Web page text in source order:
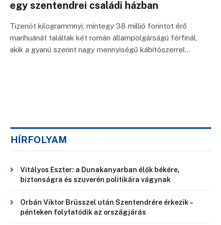
egy szentendrei családi házban
Tizenöt kilogrammnyi, mintegy 38 millió forintot érő
marihuánát találtak két román állampolgárságú férfinál,
akik a gyanú szerint nagy mennyiségű kábítószerrel…
HÍRFOLYAM
Vitályos Eszter: a Dunakanyarban élők békére,
biztonságra és szuverén politikára vágynak
Orbán Viktor Brüsszel után Szentendrére érkezik –
pénteken folytatódik az országjárás